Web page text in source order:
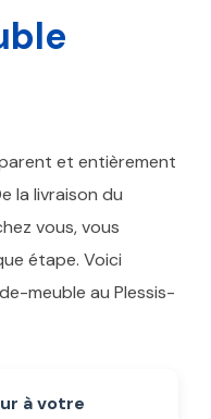
et entièrement
la livraison du
vous, vous
étape. Voici
meuble au Plessis-
à votre